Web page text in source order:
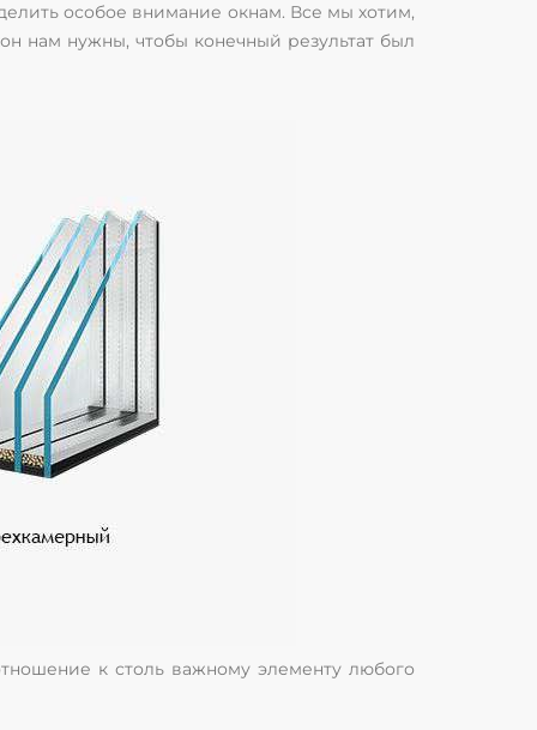
особое внимание окнам. Все мы хотим,
нам нужны, чтобы конечный результат был
к столь важному элементу любого